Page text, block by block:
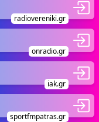
radiovereniki.gr
onradio.gr
iak.gr
sportfmpatras.gr